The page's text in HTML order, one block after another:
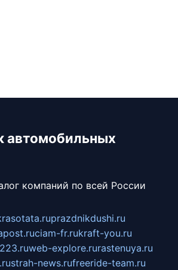
автомобильных
компаний по всей России
prazdnikdushi.ru
ciam-fr.rukraft-you.ru
web-explore.rurastenuya.ru
strah-news.rufreeride-team.ru